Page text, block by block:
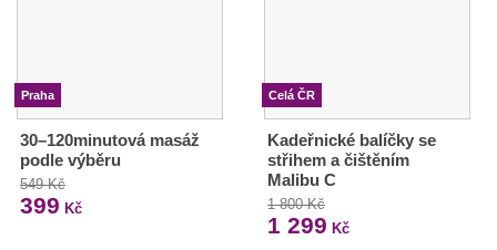
Praha
30–120minutová masáž
podle výběru
549 Kč
399 Kč
Celá ČR
Kadeřnické balíčky se
střihem a čištěním
Malibu C
1 800 Kč
1 299 Kč